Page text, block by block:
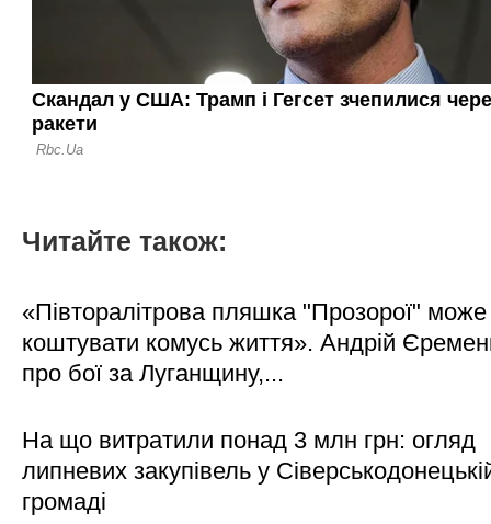
Читайте також:
«Півторалітрова пляшка "Прозорої" може
коштувати комусь життя». Андрій
про бої за Луганщину,...
На що витратили понад 3 млн грн: огляд
липневих закупівель у
громаді